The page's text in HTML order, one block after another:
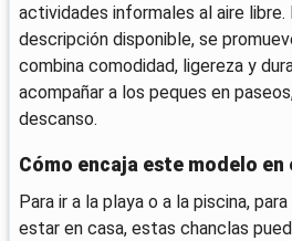
actividades informales al aire libre.
descripción disponible, se
combina comodidad, ligereza y
acompañar a los peques en
descanso.
Cómo encaja este modelo en
Para ir a la playa o a la piscina,
estar en casa, estas chanclas